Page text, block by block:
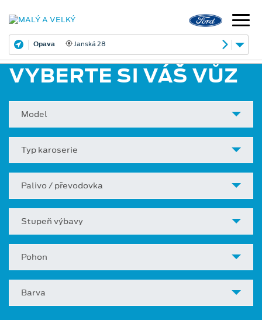
Opava Janská 28
VYBERTE SI VÁŠ VŮZ
Model
Typ karoserie
Palivo / převodovka
Stupeň výbavy
Pohon
Barva